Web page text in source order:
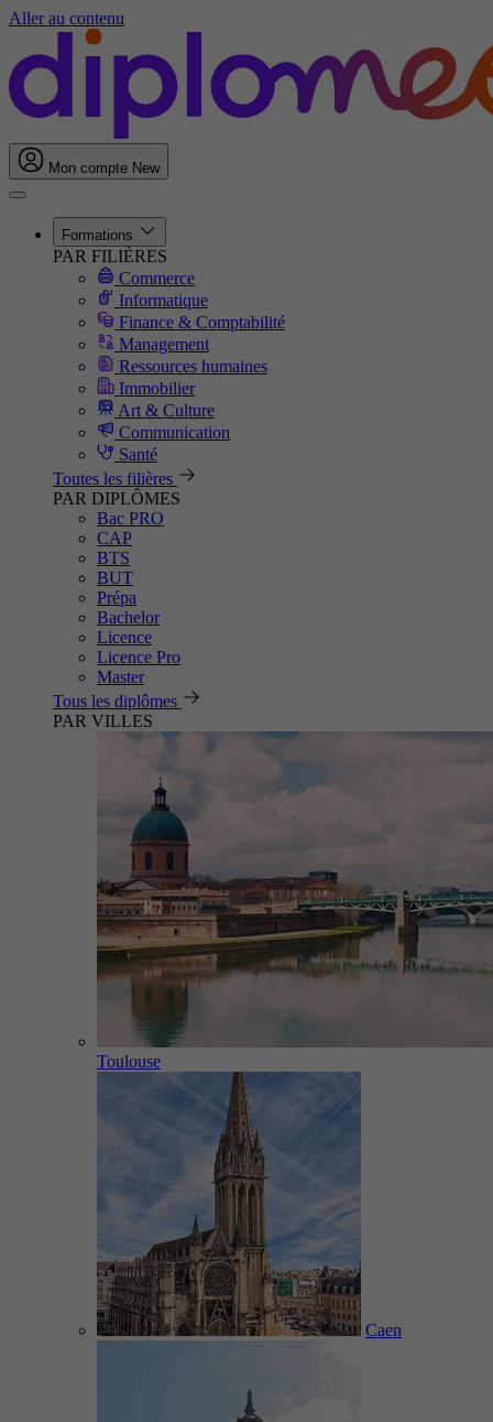
Aller au contenu
Mon compte New
Formations
PAR FILIÈRES
Commerce
Informatique
Finance & Comptabilité
Management
Ressources humaines
Immobilier
Art & Culture
Communication
Santé
Toutes les filières
PAR DIPLÔMES
Bac PRO
CAP
BTS
BUT
Prépa
Bachelor
Licence
Licence Pro
Master
Tous les diplômes
PAR VILLES
Toulouse
Caen